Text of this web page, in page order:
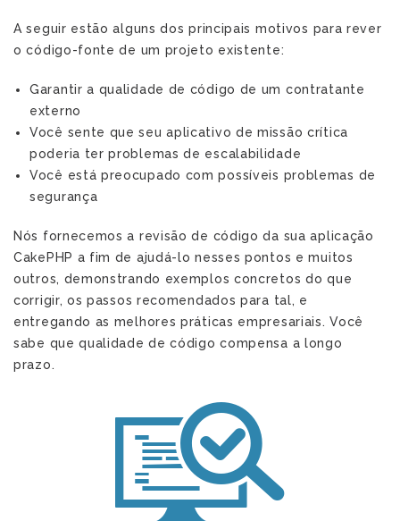
A seguir estão alguns dos principais motivos para rever
o código-fonte de um projeto existente:
Garantir a qualidade de código de um contratante
externo
Você sente que seu aplicativo de missão crítica
poderia ter problemas de escalabilidade
Você está preocupado com possíveis problemas de
segurança
Nós fornecemos a revisão de código da sua aplicação
CakePHP a fim de ajudá-lo nesses pontos e muitos
outros, demonstrando exemplos concretos do que
corrigir, os passos recomendados para tal, e
entregando as melhores práticas empresariais. Você
sabe que qualidade de código compensa a longo
prazo.